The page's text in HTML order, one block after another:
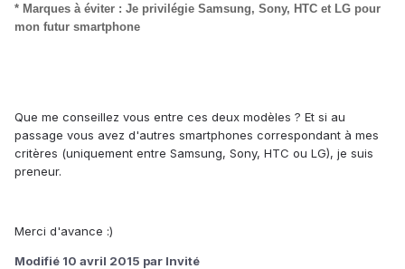
* Marques à éviter : Je privilégie Samsung, Sony, HTC et LG pour
mon futur smartphone
Que me conseillez vous entre ces deux modèles ? Et si au
passage vous avez d'autres smartphones correspondant à mes
critères (uniquement entre Samsung, Sony, HTC ou LG), je suis
preneur.
Merci d'avance :)
Modifié 10 avril 2015 par Invité